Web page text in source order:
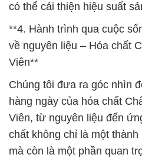
có thể cải thiện hiệu suất
**4. Hành trình qua cuộc
về nguyên liệu – Hóa chất
Viên**
Chúng tôi đưa ra góc nhìn
hàng ngày của hóa chất
Viên, từ nguyên liệu đến
chất không chỉ là một
mà còn là một phần quan